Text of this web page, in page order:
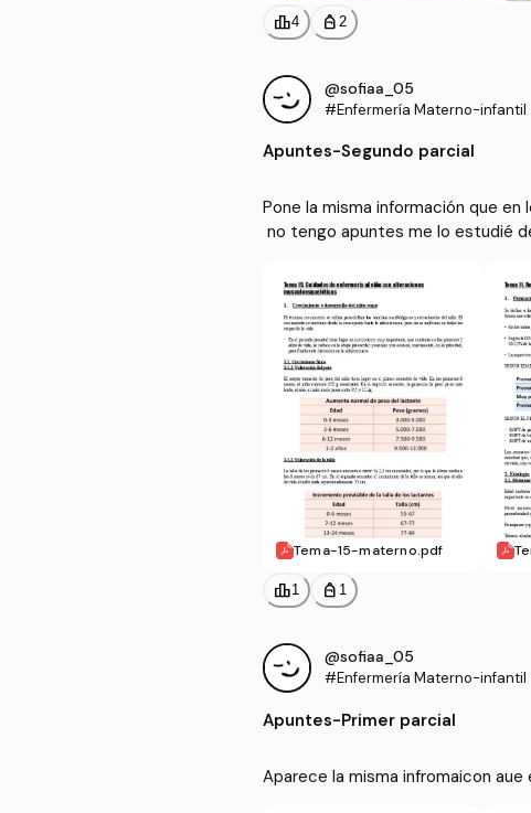
leaderboard4 personal_bag 2
@sofiaa_05
#Enfermería Materno-infantil
Apuntes-Segundo parcial
Pone la misma información que
no tengo apuntes me lo estudié
Tema-15-materno.pdf
leaderboard1 personal_bag 1
@sofiaa_05
#Enfermería Materno-infantil
Apuntes-Primer parcial